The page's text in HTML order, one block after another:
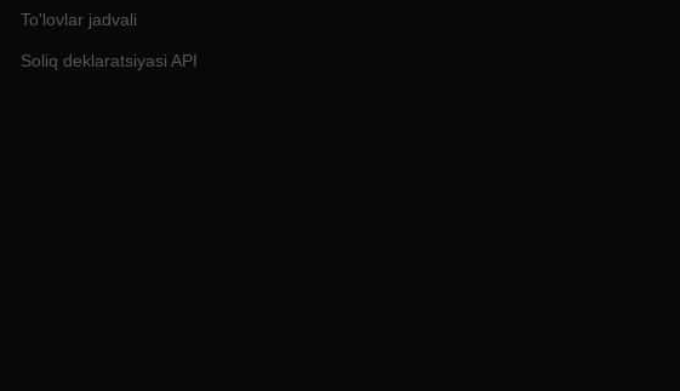
To'lovlar jadvali
Soliq deklaratsiyasi API